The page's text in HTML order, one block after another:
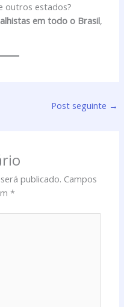
outros estados?
em todo o Brasil,
Post seguinte →
publicado. Campos
*